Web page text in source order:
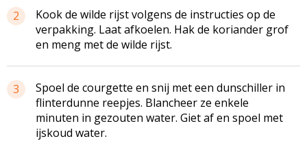
2
Kook de wilde rijst volgens de instructies op de
verpakking. Laat afkoelen. Hak de koriander grof
en meng met de wilde rijst.
3
Spoel de courgette en snij met een dunschiller in
flinterdunne reepjes. Blancheer ze enkele
minuten in gezouten water. Giet af en spoel met
ijskoud water.